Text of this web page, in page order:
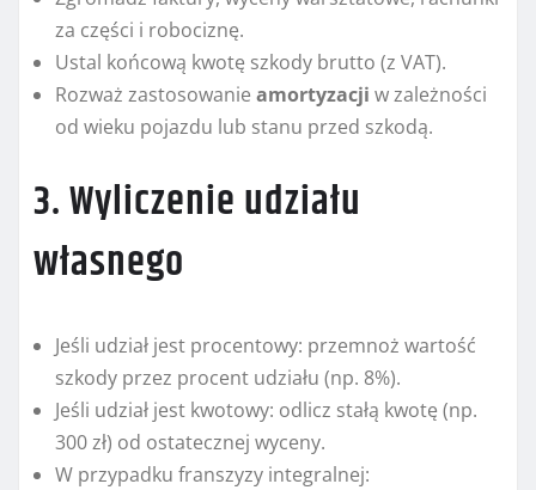
za części i robociznę.
Ustal końcową kwotę szkody brutto (z VAT).
Rozważ zastosowanie amortyzacji w zależności
od wieku pojazdu lub stanu przed szkodą.
3. Wyliczenie udziału
własnego
Jeśli udział jest procentowy: przemnoż wartość
szkody przez procent udziału (np. 8%).
Jeśli udział jest kwotowy: odlicz stałą kwotę (np.
300 zł) od ostatecznej wyceny.
W przypadku franszyzy integralnej: